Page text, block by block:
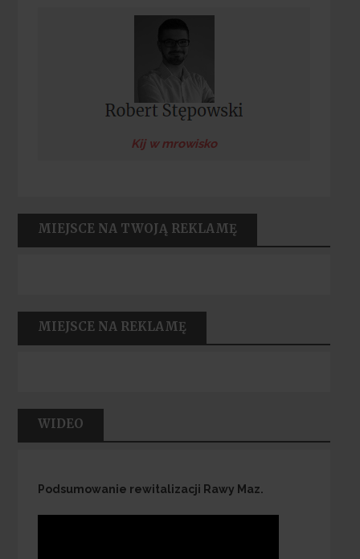
Kij w mrowisko
MIEJSCE NA TWOJĄ REKLAMĘ
MIEJSCE NA REKLAMĘ
WIDEO
Podsumowanie rewitalizacji Rawy Maz.